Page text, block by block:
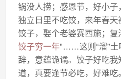
锅没人捞；感恩节，好小子
独立日里不吃饺，来年春
饺子，娶个老婆赛西施；复
饺子穷一年”……这则“溜”土
辞，意蕴诡谲。饺子好吃我
道，真要逢节必吃，好难吃